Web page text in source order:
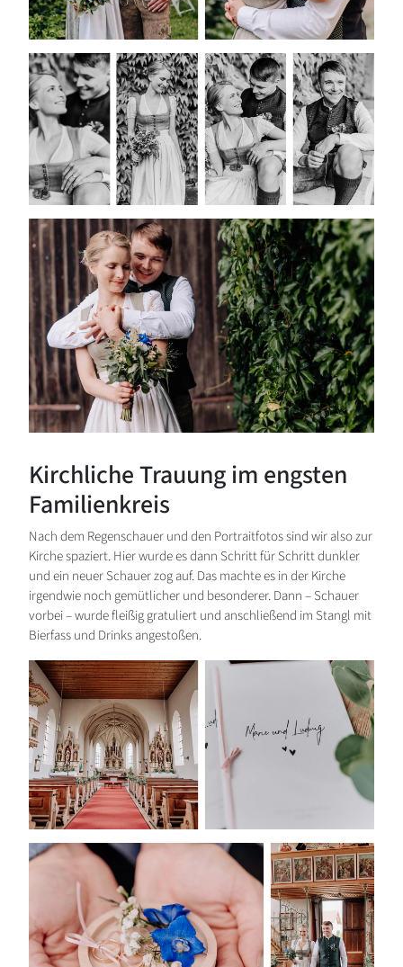
Kirchliche Trauung im engsten
Familienkreis
Nach dem Regenschauer und den Portraitfotos sind wir also zur
Kirche spaziert. Hier wurde es dann Schritt für Schritt dunkler
und ein neuer Schauer zog auf. Das machte es in der Kirche
irgendwie noch gemütlicher und besonderer. Dann – Schauer
vorbei – wurde fleißig gratuliert und anschließend im Stangl mit
Bierfass und Drinks angestoßen.